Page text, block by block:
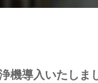
機導入いたしま